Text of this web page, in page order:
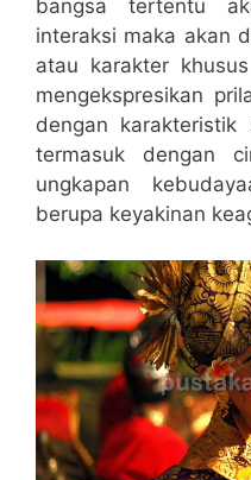
bangsa tertentu
interaksi maka akan
atau karakter
mengekspresikan
dengan
termasuk dengan
ungkapan
berupa keyakinan